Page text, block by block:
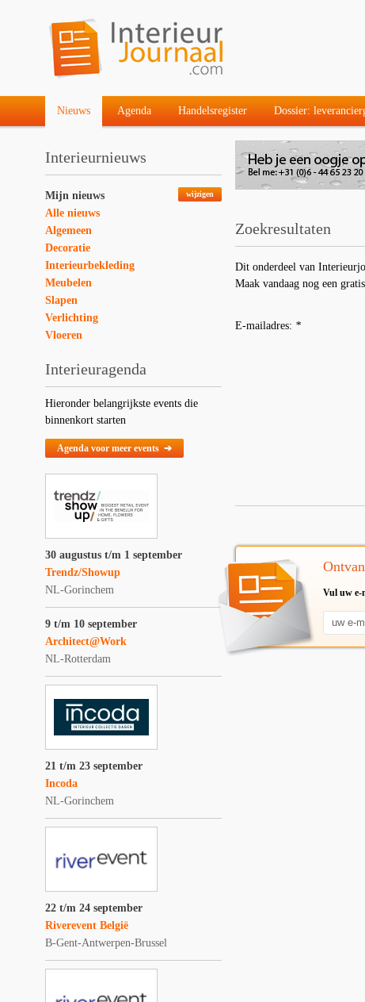
Nieuws Agenda Handelsregister Dossier:
Interieurnieuws
wijzigen
Mijn nieuws
Alle nieuws
Algemeen
Decoratie
Interieurbekleding
Meubelen
Slapen
Verlichting
Vloeren
Interieuragenda
Hieronder belangrijkste events die
binnenkort starten
Agenda voor meer events ➔
30 augustus t/m 1 september
Trendz/Showup
NL-Gorinchem
9 t/m 10 september
Architect@Work
NL-Rotterdam
21 t/m 23 september
Incoda
NL-Gorinchem
22 t/m 24 september
Riverevent België
B-Gent-Antwerpen-Brussel
Zoekresultaten
Dit onderdeel van
Maak vandaag nog een
E-mailadres: *
Vul uw e-